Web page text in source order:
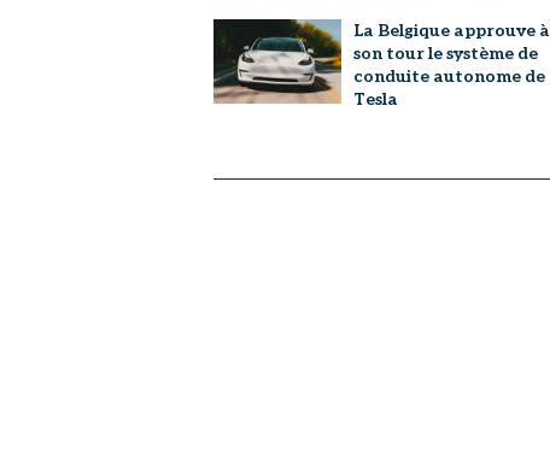
La Belgique approuve à
son tour le système de
conduite autonome de
Tesla